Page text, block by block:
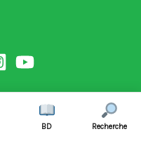
BD Recherche